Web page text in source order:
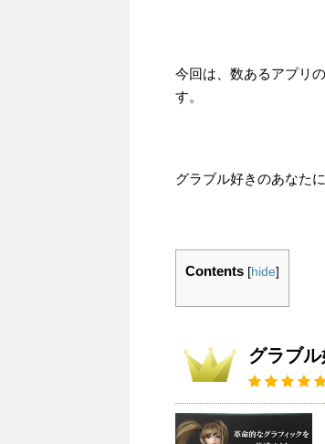
今回は、数あるアプリの
す。
グラブル好きのあなた
Contents [hide]
グラブ